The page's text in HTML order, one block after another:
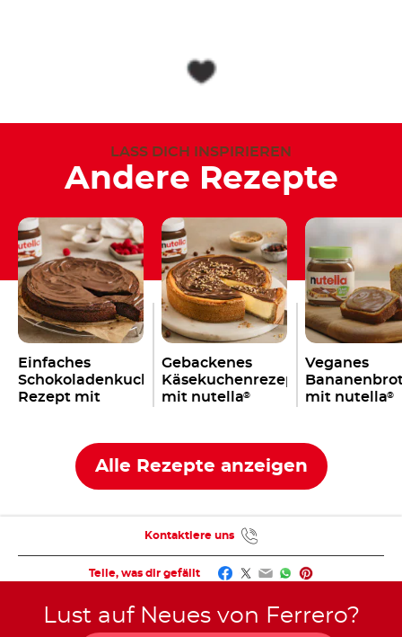
LASS DICH INSPIRIEREN
Andere Rezepte
Einfaches
Schokoladenkuchen
Rezept mit
Gebackenes
Käsekuchenrezept
mit nutella®
Veganes
mit nutella®
Alle Rezepte anzeigen
Teile, was dir gefällt Facebook
Twitter
EmailWhatsApp
Pinterest
Kontaktiere uns
Lust auf Neues von Ferrero?